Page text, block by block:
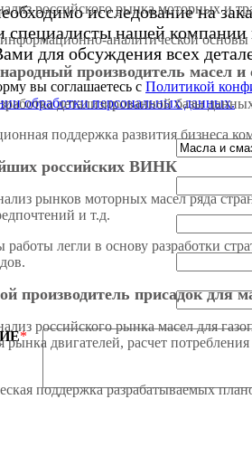
исследование на
специалисты нашей компании
для обсуждения всех
вы соглашаетесь c Политикой
обработки персональных данных.
*
российского рынка моторных и
аналитической основы
производитель масел и
детализированной базы
поддержка развития бизнеса
российских ВИНК
рынков моторных масел ряда
и т.д.
работы легли в основу разработки
производитель присадок для
российского рынка масел для
рынка двигателей, расчет
поддержка разрабатываемых